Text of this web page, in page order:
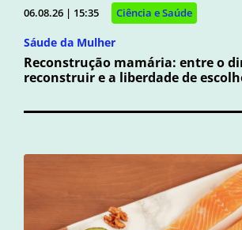
06.08.26 | 15:35 Ciência e Saúde
Sáude da Mulher
Reconstrução mamária: entre o
reconstruir e a liberdade de